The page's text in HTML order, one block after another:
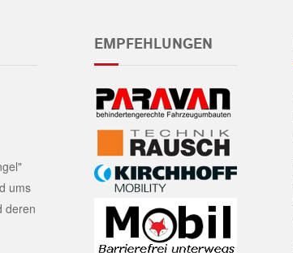
ums
deren
EMPFEHLUNGEN